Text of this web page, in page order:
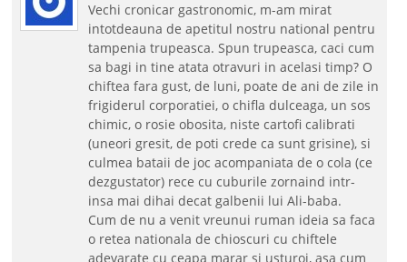
Vechi cronicar gastronomic, m-am mirat
intotdeauna de apetitul nostru national pentru
tampenia trupeasca. Spun trupeasca, caci cum
sa bagi in tine atata otravuri in acelasi timp? O
chiftea fara gust, de luni, poate de ani de zile in
frigiderul corporatiei, o chifla dulceaga, un sos
chimic, o rosie obosita, niste cartofi calibrati
(uneori gresit, de poti crede ca sunt grisine), si
culmea bataii de joc acompaniata de o cola (ce
dezgustator) rece cu cuburile zornaind intr-
insa mai dihai decat galbenii lui Ali-baba.
Cum de nu a venit vreunui ruman ideia sa faca
o retea nationala de chioscuri cu chiftele
adevarate cu ceapa marar si usturoi, asa cum